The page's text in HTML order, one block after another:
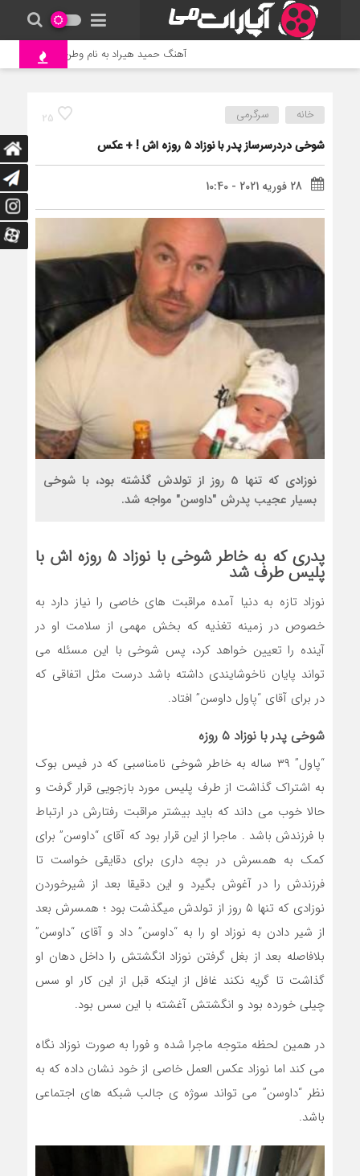
آهنگ حمید هیراد به نام وطن
25 خانه سرگرمی
شوخی دردرسرساز پدر با نوزاد ۵ روزه اش ! + عکس
28 فوریه 2021 - 10:40
نوزادی که تنها 5 روز از تولدش گذشته بود، با شوخی
بسیار عجیب پدرش "داوسن" مواجه شد.
پدری که به خاطر شوخی با نوزاد ۵ روزه اش با
پلیس طرف شد
نوزاد تازه به دنیا آمده مراقبت های خاصی را نیاز دارد به
خصوص در زمینه تغذیه که بخش مهمی از سلامت او در
آینده را تعیین خواهد کرد، پس شوخی با این مسئله می
تواند پایان ناخوشایندی داشته باشد درست مثل اتفاقی که
در برای آقای “پاول داوسن” افتاد.
شوخی پدر با نوزاد ۵ روزه
“پاول” ۳۹ ساله به خاطر شوخی نامناسبی که در فیس بوک
به اشتراک گذاشت از طرف پلیس مورد بازجویی قرار گرفت و
حالا خوب می داند که باید بیشتر مراقبت رفتارش در ارتباط
با فرزندش باشد . ماجرا از این قرار بود که آقای “داوسن” برای
کمک به همسرش در بچه داری برای دقایقی خواست تا
فرزندش را در آغوش بگیرد و این دقیقا بعد از شیرخوردن
نوزادی که تنها ۵ روز از تولدش میگذشت بود ؛ همسرش بعد
از شیر دادن به نوزاد او را به “داوسن” داد و آقای “داوسن”
بلافاصله بعد از بغل گرفتن نوزاد انگشتش را داخل دهان او
گذاشت تا گریه نکند غافل از اینکه قبل از این کار او سس
چیلی خورده بود و انگشتش آغشته با این سس بود.
در همین لحظه متوجه ماجرا شده و فورا به صورت نوزاد نگاه
می کند اما نوزاد عکس العمل خاصی از خود نشان داده که به
نظر “داوسن” می تواند سوژه ی جالب شبکه های اجتماعی
باشد.